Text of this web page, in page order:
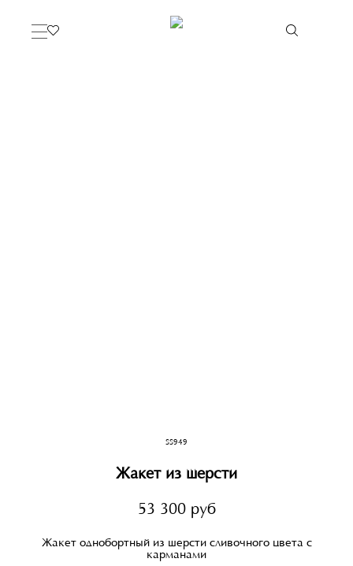
SS949
Жакет из шерсти
53 300 руб
Жакет однобортный из шерсти сливочного цвета с
карманами